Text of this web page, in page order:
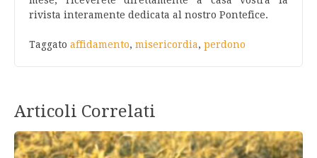
rivista interamente dedicata al nostro Pontefice.
Taggato affidamento, misericordia, perdono
Articoli Correlati